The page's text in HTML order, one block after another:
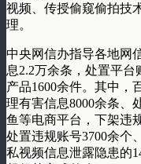
视频、传授偷窥偷拍技
理。
中央网信办指导各地网
息2.2万余条，处置平台
产品1600余件。其中，
理有害信息8000余条、
鱼等电商平台，下架违
处置违规账号3700余个
私视频信息泄露隐患的